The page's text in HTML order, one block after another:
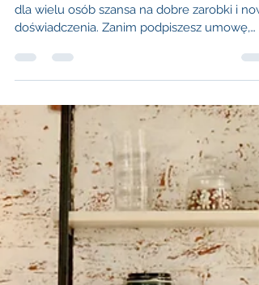
jak ich uniknąć ?
dla wielu osób szansa na dobre zarobki i
rozpoznawać, bo zdrowy rozsądek i czujność
to najlepsze narzędzia każdej opiekunki!